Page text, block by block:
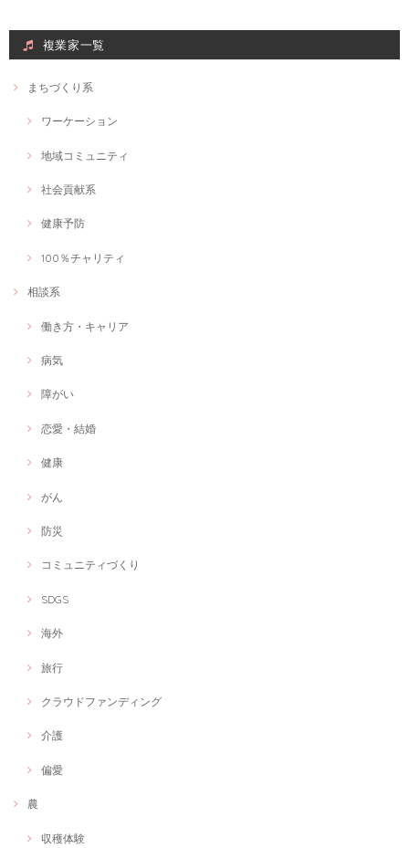
複業家一覧
まちづくり系
ワーケーション
地域コミュニティ
社会貢献系
健康予防
100％チャリティ
相談系
働き方・キャリア
病気
障がい
恋愛・結婚
健康
がん
防災
コミュニティづくり
SDGS
海外
旅行
クラウドファンディング
介護
偏愛
農
収穫体験